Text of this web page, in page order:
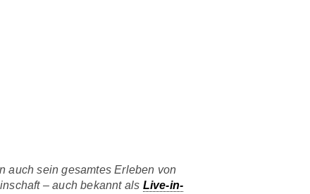
auch sein gesamtes Erleben von
– auch bekannt als Live-in-